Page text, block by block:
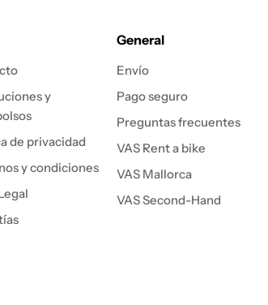
y
de privacidad
y condiciones
General
Envío
Pago seguro
Preguntas frecuentes
VAS Rent a bike
VAS Mallorca
VAS Second-Hand